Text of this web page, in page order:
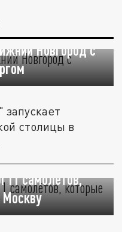
Новгород с
столицы в
11 самолётов,
Москву